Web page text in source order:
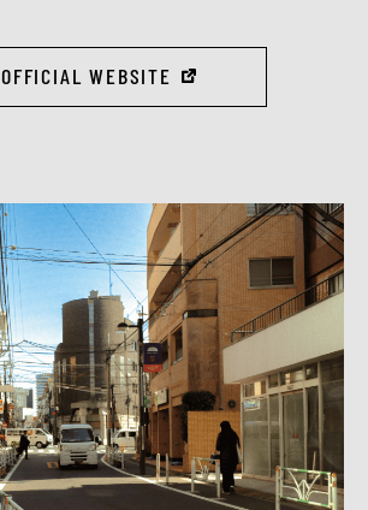
OFFICIAL WEBSITE